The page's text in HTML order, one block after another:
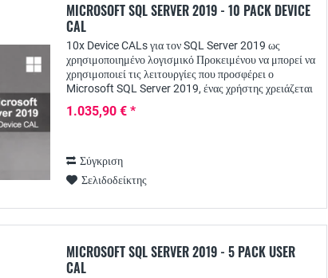
MICROSOFT SQL SERVER 2019 - 10 PACK DEVICE
CAL
10x Device CALs για τον SQL Server 2019 ως
χρησιμοποιημένο λογισμικό Προκειμένου να μπορεί να
χρησιμοποιεί τις λειτουργίες που προσφέρει ο
Microsoft SQL Server 2019, ένας χρήστης χρειάζεται
1.035,90 € *
Σύγκριση
Σελιδοδείκτης
MICROSOFT SQL SERVER 2019 - 5 PACK USER
CAL